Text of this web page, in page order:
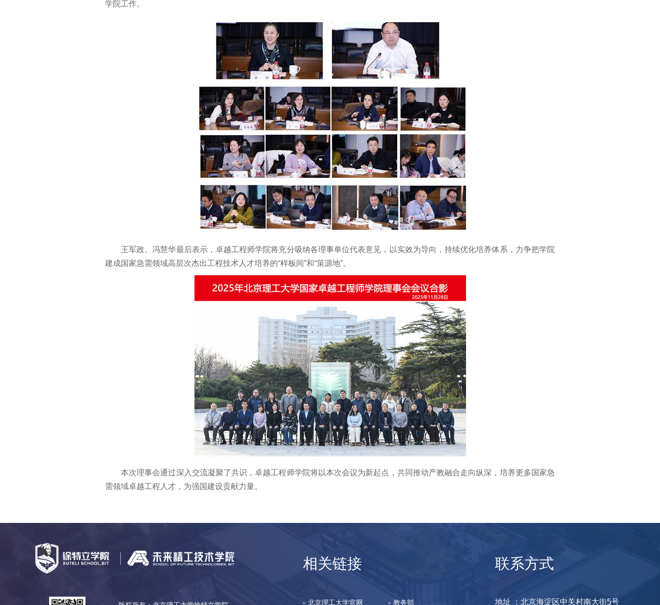
学院工作。
王军政、冯慧华最后表示，卓越工程师学院将充分吸纳各理事单位代表意见，以实效为导向，持续优化培养体系，力争把学院
建成国家急需领域高层次杰出工程技术人才培养的“样板间”和“策源地”。
本次理事会通过深入交流凝聚了共识，卓越工程师学院将以本次会议为新起点，共同推动产教融合走向纵深，培养更多国家急
需领域卓越工程人才，为强国建设贡献力量。
相关链接
北京理工大学官网 教务部
联系方式
地址 ：北京海淀区中关村南大街5号